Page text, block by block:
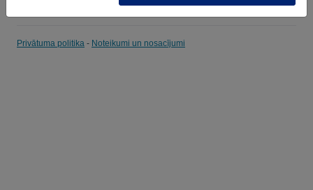
Privātuma politika - Noteikumi un nosacījumi